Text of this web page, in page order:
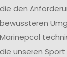
die den
bewussteren
Marinepool
die unseren Sport